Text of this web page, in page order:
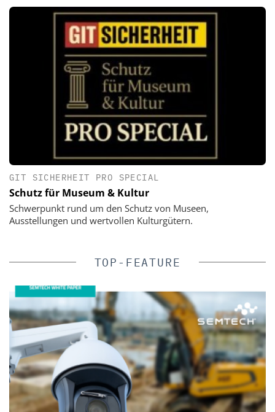
GIT SICHERHEIT PRO SPECIAL
Schutz für Museum & Kultur
Schwerpunkt rund um den Schutz von Museen,
Ausstellungen und wertvollen Kulturgütern.
TOP-FEATURE